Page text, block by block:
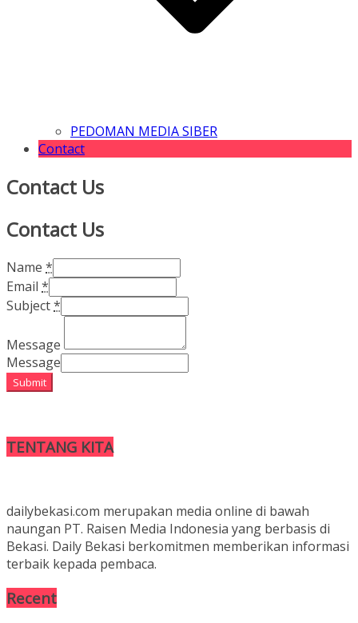
PEDOMAN MEDIA SIBER
Contact
Contact Us
Contact Us
Name *
Email *
Subject*
Message
Message
Submit
TENTANG KITA
dailybekasi.com merupakan media online di bawah
naungan PT. Raisen Media Indonesia yang berbasis di
Bekasi. Daily Bekasi berkomitmen memberikan informasi
terbaik kepada pembaca.
Recent